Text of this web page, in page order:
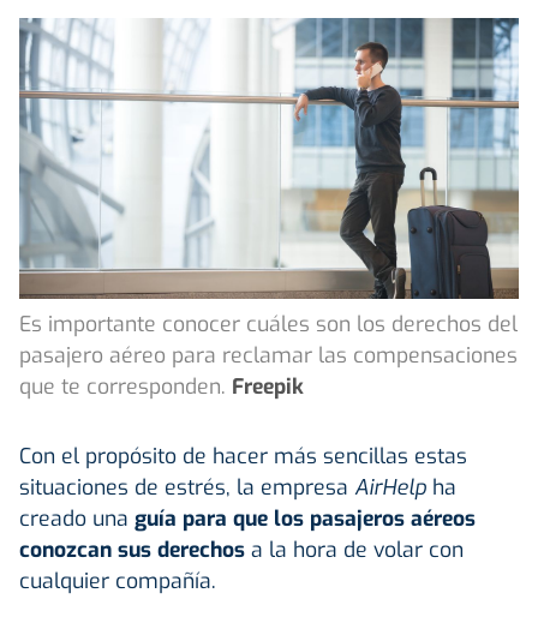
Es importante conocer cuáles son los derechos del
pasajero aéreo para reclamar las compensaciones
que te corresponden. Freepik
Con el propósito de hacer más sencillas estas
situaciones de estrés, la empresa AirHelp ha
creado una guía para que los pasajeros aéreos
conozcan sus derechos a la hora de volar con
cualquier compañía.